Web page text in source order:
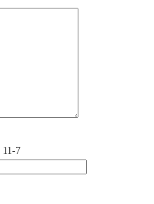
11-7